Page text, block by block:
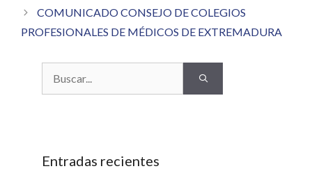
COMUNICADO CONSEJO DE COLEGIOS
PROFESIONALES DE MÉDICOS DE EXTREMADURA
Entradas recientes